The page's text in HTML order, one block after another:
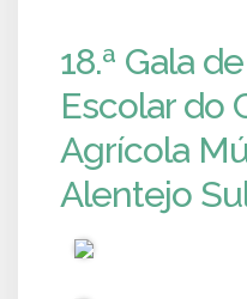
18.ª Gala
Escolar do
Agrícola
Alentejo